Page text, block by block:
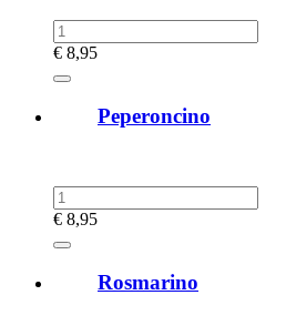
€ 8,95
Peperoncino
€ 8,95
Rosmarino